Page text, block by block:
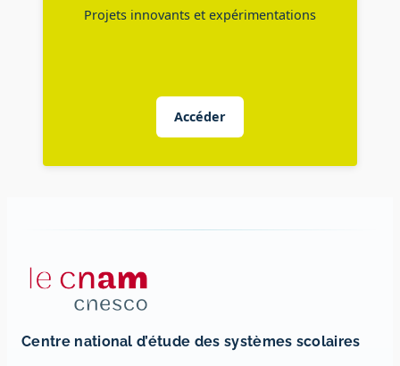
Projets innovants et expérimentations
Accéder
Centre national d’étude des systèmes scolaires